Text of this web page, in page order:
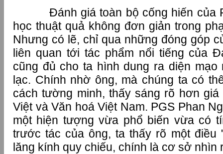
Đánh giá toàn bộ cống hiến của
học thuật quả không đơn giản trong
Nhưng có lẽ, chỉ qua những đóng góp
liên quan tới tác phẩm nổi tiếng của
cũng đủ cho ta hình dung ra diện mạo
lạc. Chính nhờ ông, mà chúng ta có
cách tường minh, thấy sáng rõ hơn
Việt và Văn hoá Việt Nam. PGS Phan
một hiện tượng vừa phổ biến vừa có
trước tác của ông, ta thấy rõ một điều
lăng kính quy chiếu, chính là cơ sở nhìn